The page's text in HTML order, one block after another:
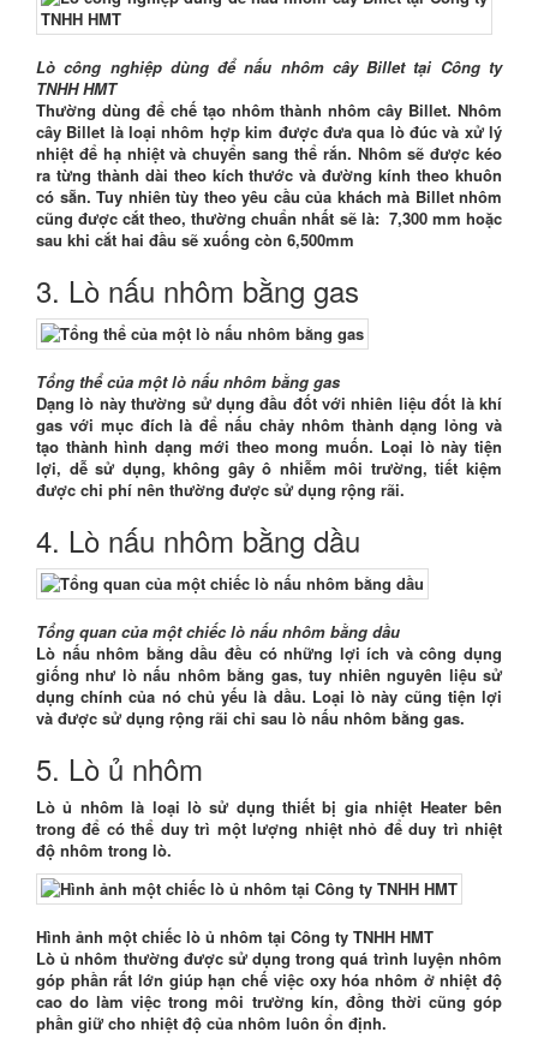
Lò công nghiệp dùng để nấu nhôm cây Billet tại Công ty
TNHH HMT
Thường dùng để chế tạo nhôm thành nhôm cây Billet. Nhôm
cây Billet là loại nhôm hợp kim được đưa qua lò đúc và xử lý
nhiệt để hạ nhiệt và chuyển sang thể rắn. Nhôm sẽ được kéo
ra từng thành dài theo kích thước và đường kính theo khuôn
có sẵn. Tuy nhiên tùy theo yêu cầu của khách mà Billet nhôm
cũng được cắt theo, thường chuẩn nhất sẽ là: 7,300 mm hoặc
sau khi cắt hai đầu sẽ xuống còn 6,500mm
3. Lò nấu nhôm bằng gas
Tổng thể của một lò nấu nhôm bằng gas
Dạng lò này thường sử dụng đầu đốt với nhiên liệu đốt là khí
gas với mục đích là để nấu chảy nhôm thành dạng lỏng và
tạo thành hình dạng mới theo mong muốn. Loại lò này tiện
lợi, dễ sử dụng, không gây ô nhiễm môi trường, tiết kiệm
được chi phí nên thường được sử dụng rộng rãi.
4. Lò nấu nhôm bằng dầu
Tổng quan của một chiếc lò nấu nhôm bằng dầu
Lò nấu nhôm bằng dầu đều có những lợi ích và công dụng
giống như lò nấu nhôm bằng gas, tuy nhiên nguyên liệu sử
dụng chính của nó chủ yếu là dầu. Loại lò này cũng tiện lợi
và được sử dụng rộng rãi chỉ sau lò nấu nhôm bằng gas.
5. Lò ủ nhôm
Lò ủ nhôm là loại lò sử dụng thiết bị gia nhiệt Heater bên
trong để có thể duy trì một lượng nhiệt nhỏ để duy trì nhiệt
độ nhôm trong lò.
Hình ảnh một chiếc lò ủ nhôm tại Công ty TNHH HMT
Lò ủ nhôm thường được sử dụng trong quá trình luyện nhôm
góp phần rất lớn giúp hạn chế việc oxy hóa nhôm ở nhiệt độ
cao do làm việc trong môi trường kín, đồng thời cũng góp
phần giữ cho nhiệt độ của nhôm luôn ổn định.